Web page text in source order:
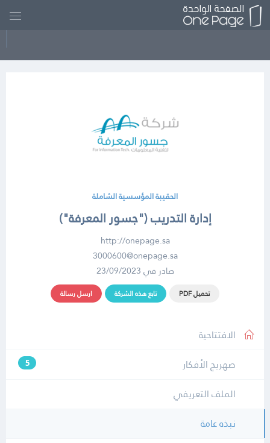
الحقيبة المؤسسية الشاملة
إدارة التدريب ("جسور المعرفة")
http://onepage.sa
3000600@onepage.sa
صادر في 23/09/2023
تحميل PDF تابع هذه الشركة ارسل رسالة
الافتتاحية
صهريج الأفكار
5
الملف التعريفي
نبذه عامة